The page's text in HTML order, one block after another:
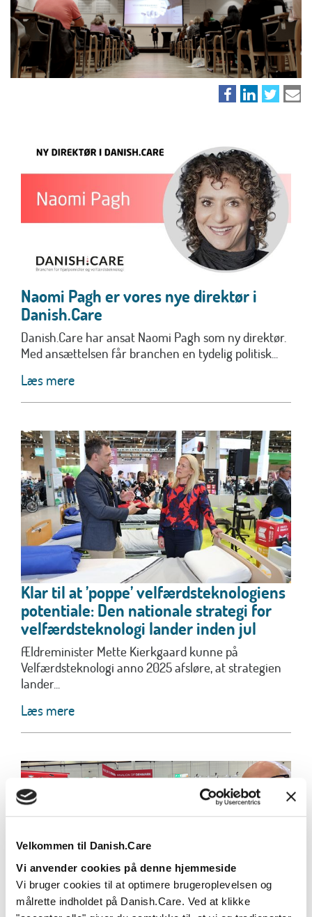
Velkommen til Danish.Care
Vi anvender cookies på denne hjemmeside
Vi bruger cookies til at optimere brugeroplevelsen og
målrette indholdet på Danish.Care. Ved at klikke
Naomi Pagh er vores nye direktør i
Danish.Care
Danish.Care har ansat Naomi Pagh som ny direktør.
Med ansættelsen får branchen en tydelig politisk...
Læs mere
Klar til at ’poppe’ velfærdsteknologiens
potentiale: Den nationale strategi for
velfærdsteknologi lander inden jul
Ældreminister Mette Kierkgaard kunne på
Velfærdsteknologi anno 2025 afsløre, at strategien
lander...
Læs mere